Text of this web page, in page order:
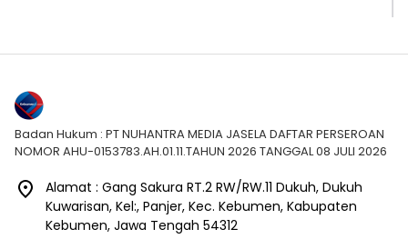
Badan Hukum : PT NUHANTRA MEDIA JASELA DAFTAR PERSEROAN
NOMOR AHU-0153783.AH.01.11.TAHUN 2026 TANGGAL 08 JULI 2026
Alamat : Gang Sakura RT.2 RW/RW.11 Dukuh, Dukuh
Kuwarisan, Kel:, Panjer, Kec. Kebumen, Kabupaten
Kebumen, Jawa Tengah 54312